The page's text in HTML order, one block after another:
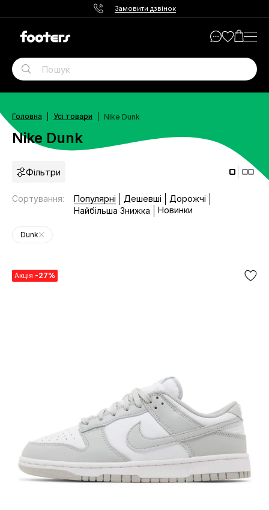
Замовити дзвінок
Головна Усі товари Nike Dunk
Nike Dunk
Фільтри
Сортування: Популярні Дешевші
Дорожчі
Найбільша Знижка
Новинки
Dunk
Акція -27%